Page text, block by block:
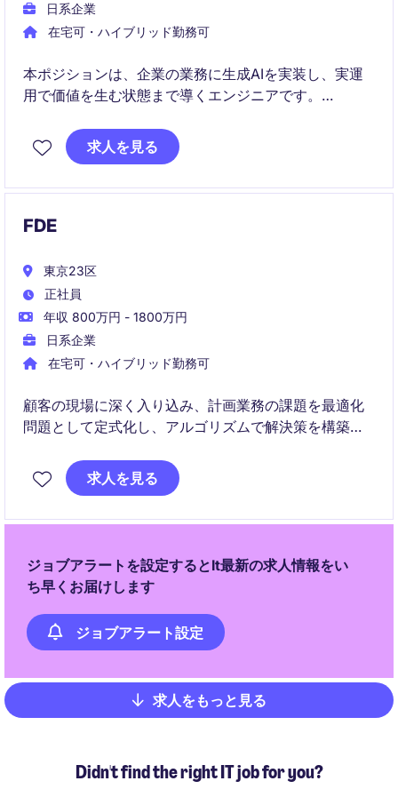
日系企業
在宅可・ハイブリッド勤務可
本ポジションは、企業の業務に生成AIを実装し、実運
用で価値を生む状態まで導くエンジニアです。
計・開発を行い、その知見をプロダクトの汎用化・
SaaS化へとつなげていきます。
求人を見る
FDE
東京23区
正社員
年収 800万円 - 1800万円
日系企業
在宅可・ハイブリッド勤務可
顧客の現場に深く入り込み、計画業務の課題を最適化
問題として定式化し、アルゴリズムで解決策を構築・
技術と業務理解の両輪を回しながら、価値が実際に出
求人を見る
ジョブアラートを設定するとIt最新の求人情報をい
ち早くお届けします
ジョブアラート設定
Pagination
求人をもっと見る
Didn't find the right IT job for you?